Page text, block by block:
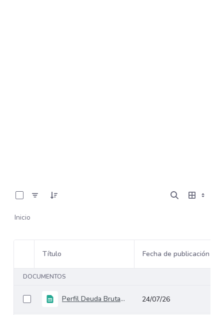
Inicio
Selección del elemento
Título Fecha de publicación
DOCUMENTOS
Perfil Deuda Bruta GNC Junio 2026_ 24/07/26